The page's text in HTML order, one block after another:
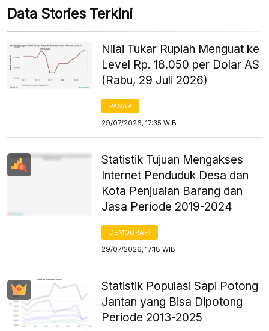
Data Stories Terkini
Nilai Tukar Rupiah Menguat ke
Level Rp. 18.050 per Dolar AS
(Rabu, 29 Juli 2026)
PASAR
29/07/2026, 17:35 WIB
Statistik Tujuan Mengakses
Internet Penduduk Desa dan
Kota Penjualan Barang dan
Jasa Periode 2019-2024
DEMOGRAFI
29/07/2026, 17:18 WIB
Statistik Populasi Sapi Potong
Jantan yang Bisa Dipotong
Periode 2013-2025